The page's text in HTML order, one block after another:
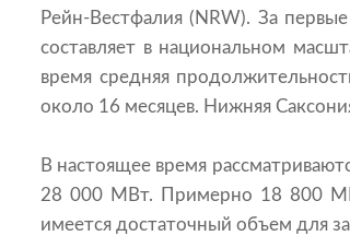
Рейн-Вестфалия (NRW). За
составляет в национальном
время средняя
около 16 месяцев. Нижняя
В настоящее время
28 000 МВт. Примерно 18 800
имеется достаточный объем для